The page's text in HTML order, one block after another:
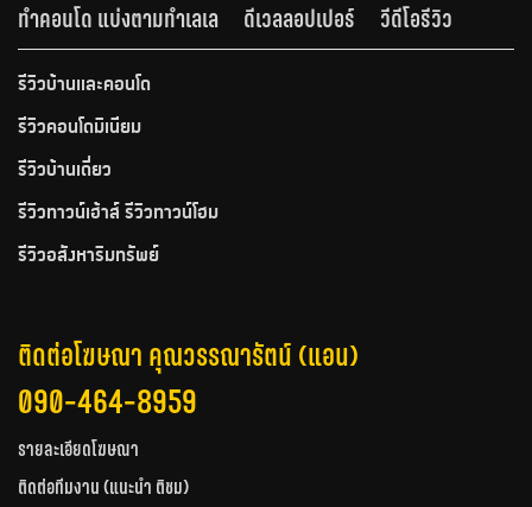
ทำคอนโด แบ่งตามทำเลเล
ดีเวลลอปเปอร์ วีดีโอรีวิว
รีวิวบ้านและคอนโด
รีวิวคอนโดมิเนียม
รีวิวบ้านเดี่ยว
รีวิวทาวน์เฮ้าส์ รีวิวทาวน์โฮม
รีวิวอสังหาริมทรัพย์
ติดต่อโฆษณา คุณวรรณารัตน์ (แอน)
090-464-8959
รายละเอียดโฆษณา
ติดต่อทีมงาน (แนะนำ ติชม)